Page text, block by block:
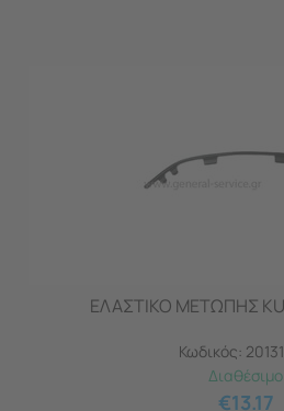
ΕΛΑΣΤΙΚΟ ΜΕΤΩΠΗΣ
Κωδικός:
Διαθέσιμο
€13.17